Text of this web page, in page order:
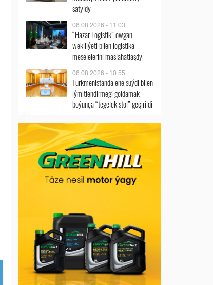
satyldy
06.08.2026 - 11:03
“Hazar Logistik” owgan
wekiliýeti bilen logistika
meselelerini maslahatlaşdy
06.08.2026 - 10:55
Türkmenistanda ene süýdi bilen
iýmitlendirmegi goldamak
boýunça “tegelek stol” geçirildi